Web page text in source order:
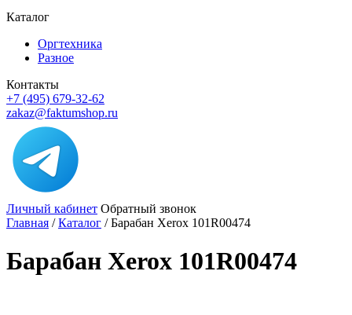
Каталог
Оргтехника
Разное
Контакты
+7 (495) 679-32-62
zakaz@faktumshop.ru
Личный кабинет Обратный звонок
Главная /Каталог /Барабан Xerox 101R00474
Барабан Xerox 101R00474